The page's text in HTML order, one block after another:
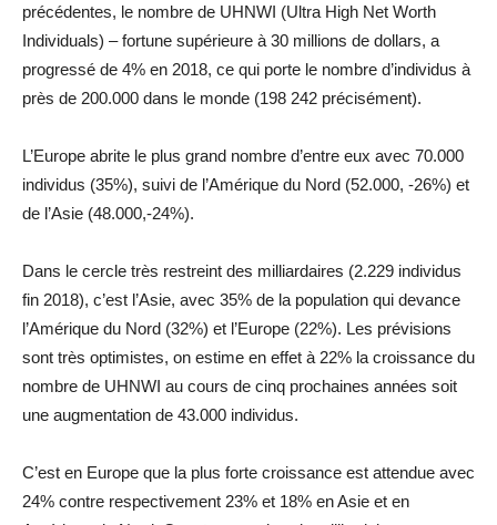
précédentes, le nombre de UHNWI (Ultra High Net Worth
Individuals) – fortune supérieure à 30 millions de dollars, a
progressé de 4% en 2018, ce qui porte le nombre d’individus à
près de 200.000 dans le monde (198 242 précisément).
L’Europe abrite le plus grand nombre d’entre eux avec 70.000
individus (35%), suivi de l’Amérique du Nord (52.000, -26%) et
de l’Asie (48.000,-24%).
Dans le cercle très restreint des milliardaires (2.229 individus
fin 2018), c’est l’Asie, avec 35% de la population qui devance
l’Amérique du Nord (32%) et l’Europe (22%). Les prévisions
sont très optimistes, on estime en effet à 22% la croissance du
nombre de UHNWI au cours de cinq prochaines années soit
une augmentation de 43.000 individus.
C’est en Europe que la plus forte croissance est attendue avec
24% contre respectivement 23% et 18% en Asie et en